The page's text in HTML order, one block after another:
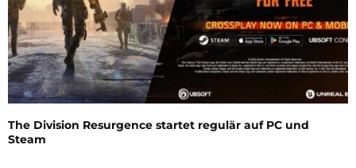
The Division Resurgence startet regulär auf PC und
Steam